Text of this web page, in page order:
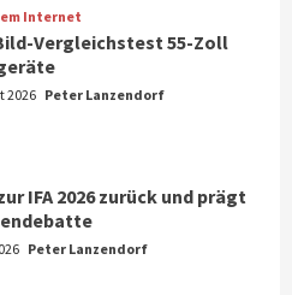
sein Heimkino-
neue CINEMA Serie 2
55-Zoll
Internet
Vergleichstest 55-Zoll
2026 Peter Lanzendorf
IFA 2026 zurück und prägt
Peter Lanzendorf